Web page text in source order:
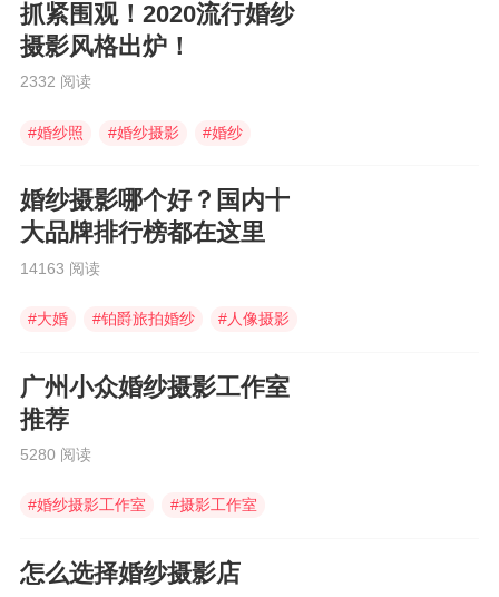
抓紧围观！2020流行婚纱
摄影风格出炉！
2332 阅读
#婚纱照 #婚纱摄影 #婚纱
婚纱摄影哪个好？国内十
大品牌排行榜都在这里
14163 阅读
#大婚 #铂爵旅拍婚纱 #人像摄影
广州小众婚纱摄影工作室
推荐
5280 阅读
#婚纱摄影工作室 #摄影工作室
怎么选择婚纱摄影店